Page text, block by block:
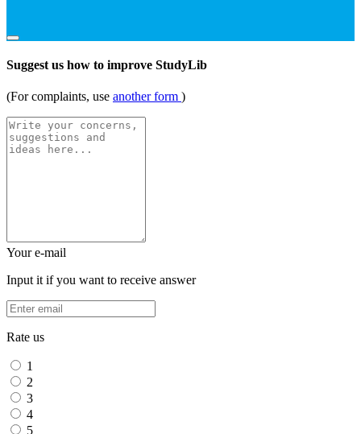
Suggest us how to improve StudyLib
(For complaints, use another form )
Your e-mail
Input it if you want to receive answer
Rate us
1
2
3
4
5